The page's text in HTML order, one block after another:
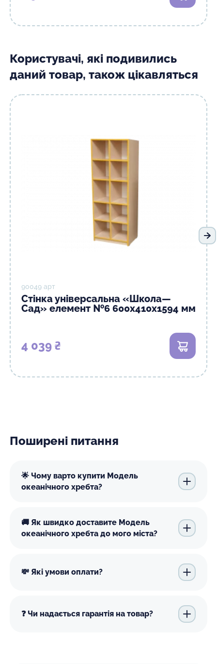
Користувачі, які подивились
даний товар, також цікавляться
90049 арт
Стінка універсальна «Школа—
Сад» елемент №6 600х410х1594 мм
4 039 ₴ В кошик
Поширені питання
🌟 Чому варто купити Модель
океанічного хребта?
🚚 Як швидко доставите Модель
океанічного хребта до мого міста?
💸 Які умови оплати?
❓ Чи надається гарантія на товар?